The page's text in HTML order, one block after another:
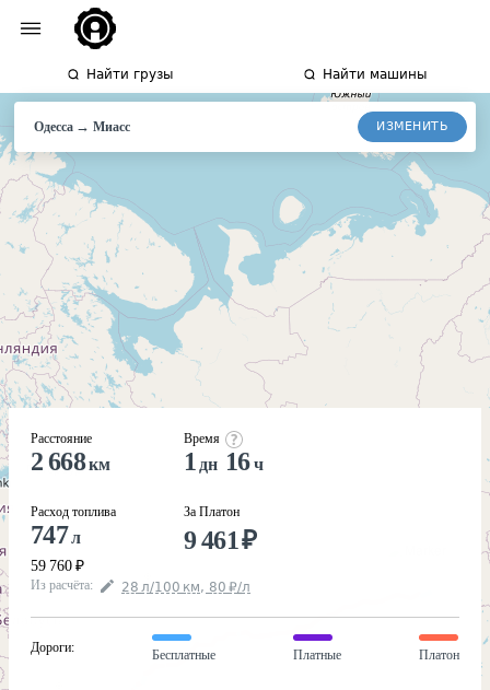
Найти грузы Найти машины
Одесса→Миасс ИЗМЕНИТЬ
Расстояние
2 668км
Расход топлива
747л
59 760 ₽
Время
1 дн 16ч
За Платон
9 461₽
Из расчёта: 28 л/100 км, 80 ₽/л
Дороги:
Бесплатные Платные Платон